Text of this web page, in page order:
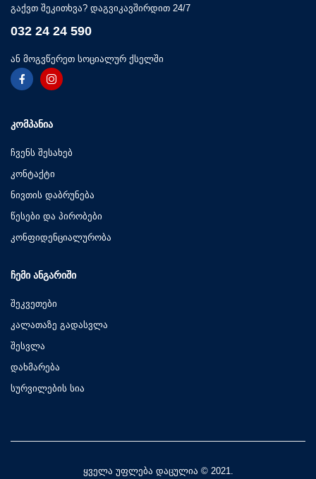
გაქვთ შეკითხვა? დაგვიკავშირდით 24/7
032 24 24 590
ან მოგვწერეთ სოციალურ ქსელში
ᲙᲝᲛᲞᲐᲜᲘᲐ
ჩვენს შესახებ
კონტაქტი
ნივთის დაბრუნება
წესები და პირობები
კონფიდენციალურობა
ᲩᲔᲛᲘ ᲐᲜᲒᲐᲠᲘᲨᲘ
შეკვეთები
კალათაზე გადასვლა
შესვლა
დახმარება
სურვილების სია
ყველა უფლება დაცულია © 2021.